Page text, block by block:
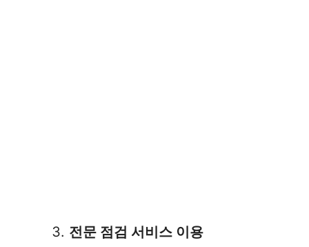
전문 점검 서비스 이용